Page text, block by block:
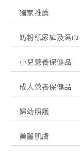
獨家推薦
奶粉紙尿褲及濕巾
小兒營養保健品
成人營養保健品
婦幼照護
美麗肌膚